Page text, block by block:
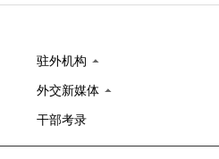
驻外机构
外交新媒体
干部考录